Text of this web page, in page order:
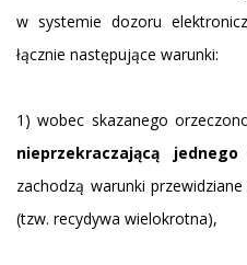
w systemie dozoru
łącznie następujące warunki:
1) wobec skazanego
nieprzekraczającą
zachodzą warunki
(tzw. recydywa wielokrotna),